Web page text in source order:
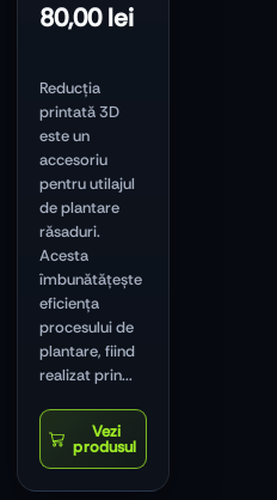
80,00lei
Reducția
printată 3D
este un
accesoriu
pentru utilajul
de plantare
răsaduri.
Acesta
îmbunătățește
eficiența
procesului de
plantare, fiind
realizat prin...